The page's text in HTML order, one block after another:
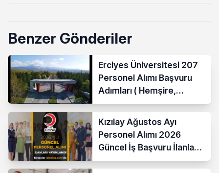
Benzer Gönderiler
Erciyes Üniversitesi 207
Personel Alımı Başvuru
Adımları ( Hemşire,
Temizlik Personeli )
Kızılay Ağustos Ayı
Personel Alımı 2026
Güncel İş Başvuru İlanları
Yayımladı!